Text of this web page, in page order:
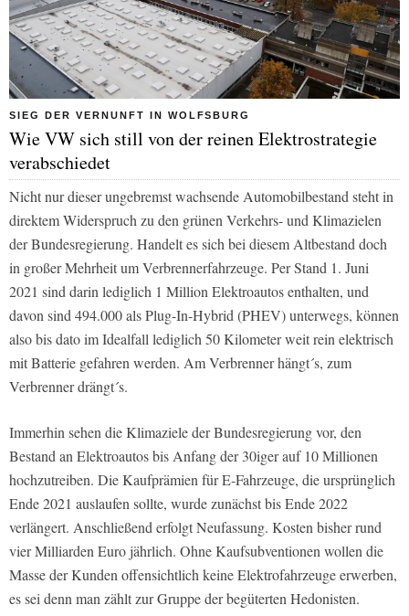
SIEG DER VERNUNFT IN WOLFSBURG
Wie VW sich still von der reinen Elektrostrategie
verabschiedet
Nicht nur dieser ungebremst wachsende Automobilbestand steht in
direktem Widerspruch zu den grünen Verkehrs- und Klimazielen
der Bundesregierung. Handelt es sich bei diesem Altbestand doch
in großer Mehrheit um Verbrennerfahrzeuge. Per Stand 1. Juni
2021 sind darin lediglich 1 Million Elektroautos enthalten, und
davon sind 494.000 als Plug-In-Hybrid (PHEV) unterwegs, können
also bis dato im Idealfall lediglich 50 Kilometer weit rein elektrisch
mit Batterie gefahren werden. Am Verbrenner hängt´s, zum
Verbrenner drängt´s.
Immerhin sehen die Klimaziele der Bundesregierung vor, den
Bestand an Elektroautos bis Anfang der 30iger auf 10 Millionen
hochzutreiben. Die Kaufprämien für E-Fahrzeuge, die ursprünglich
Ende 2021 auslaufen sollte, wurde zunächst bis Ende 2022
verlängert. Anschließend erfolgt Neufassung. Kosten bisher rund
vier Milliarden Euro jährlich. Ohne Kaufsubventionen wollen die
Masse der Kunden offensichtlich keine Elektrofahrzeuge erwerben,
es sei denn man zählt zur Gruppe der begüterten Hedonisten.